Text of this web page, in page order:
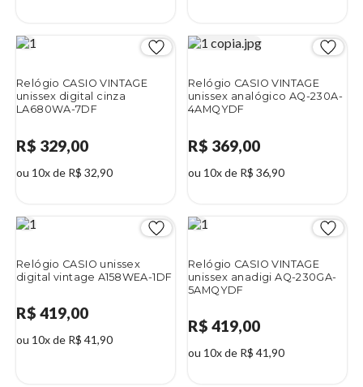
Relógio CASIO VINTAGE
unissex digital cinza
LA680WA-7DF
R$ 329,00
ou 10x de R$ 32,90
Relógio CASIO VINTAGE
unissex analógico AQ-230A-
4AMQYDF
R$ 369,00
ou 10x de R$ 36,90
Relógio CASIO unissex
digital vintage A158WEA-1DF
R$ 419,00
ou 10x de R$ 41,90
Relógio CASIO VINTAGE
unissex anadigi AQ-230GA-
5AMQYDF
R$ 419,00
ou 10x de R$ 41,90